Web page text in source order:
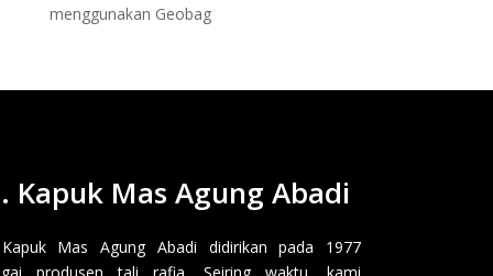
menggunakan Geobag
Kapuk Mas Agung Abadi
Mas Agung Abadi didirikan pada 1977